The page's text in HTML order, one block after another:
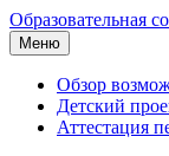
Образовательная
Меню
Обзор
Детский
Аттестация